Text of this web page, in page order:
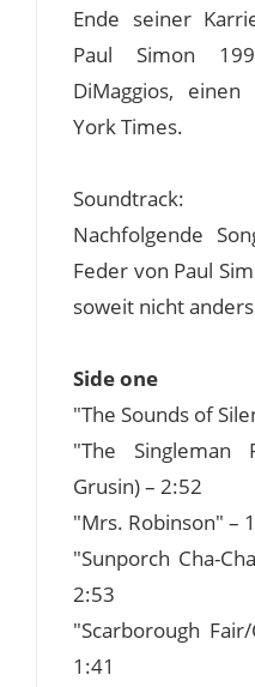
Ende seiner
Paul Simon
DiMaggios,
York Times.
Soundtrack:
Nachfolgende
Feder von Paul
soweit nicht
Side one
"The Sounds of
"The Singleman
Grusin) – 2:52
"Mrs. Robinson" –
"Sunporch Cha-
2:53
"Scarborough
1:41